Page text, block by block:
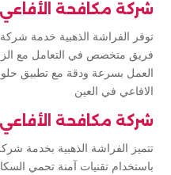
شركة مكافحة
توفر الفراشة الذهبية خدمة
فريق متخصص في التعامل مع
العمل بسرعة ودقة مع تطبيق
الافاعي في العين
شركة مكافحة
تتميز الفراشة الذهبية بخدمة
باستخدام تقنيات آمنة تحمي